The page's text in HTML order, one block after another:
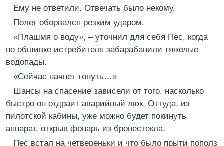
Ему не ответили. Отвечать было некому.
Полет оборвался резким ударом.
«Плашмя о воду», – уточнил для себя Пес, когда
по обшивке истребителя забарабанили тяжелые
водопады.
«Сейчас начнет тонуть…»
Шансы на спасение зависели от того, насколько
быстро он отдраит аварийный люк. Оттуда, из
пилотской кабины, уже можно будет покинуть
аппарат, открыв фонарь из бронестекла.
Пес встал на четвереньки и что было прыти пополз